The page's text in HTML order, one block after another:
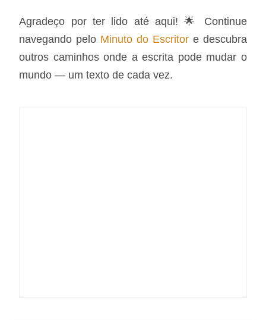
Agradeço por ter lido até aqui! 🌟 Continue
navegando pelo Minuto do Escritore descubra
outros caminhos onde a escrita pode mudar o
mundo — um texto de cada vez.